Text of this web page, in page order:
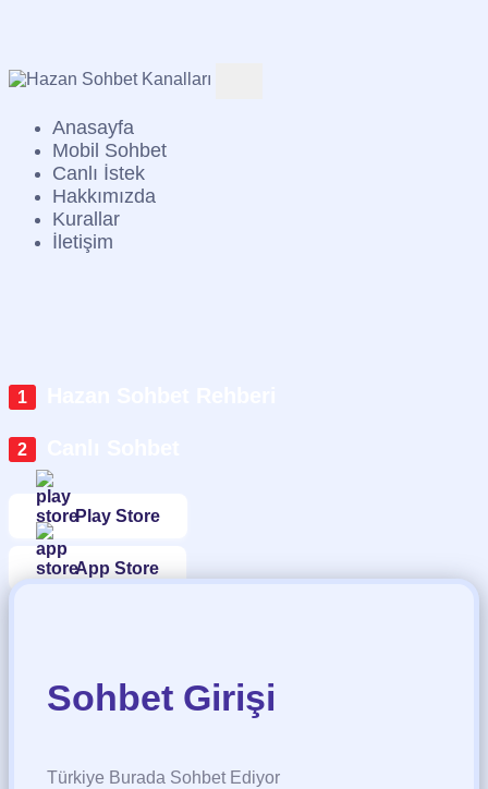
Anasayfa
Mobil Sohbet
Canlı İstek
Hakkımızda
Kurallar
İletişim
Play Store
App Store
Sohbet Girişi
Türkiye Burada Sohbet Ediyor